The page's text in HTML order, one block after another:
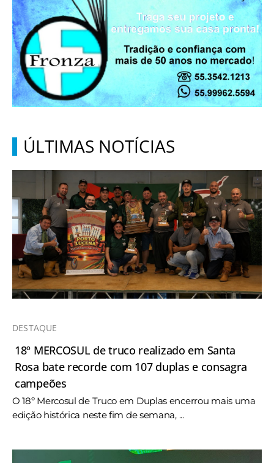
ÚLTIMAS NOTÍCIAS
DESTAQUE
18º MERCOSUL de truco realizado em Santa
Rosa bate recorde com 107 duplas e consagra
campeões
O 18º Mercosul de Truco em Duplas encerrou mais uma
edição histórica neste fim de semana, ...